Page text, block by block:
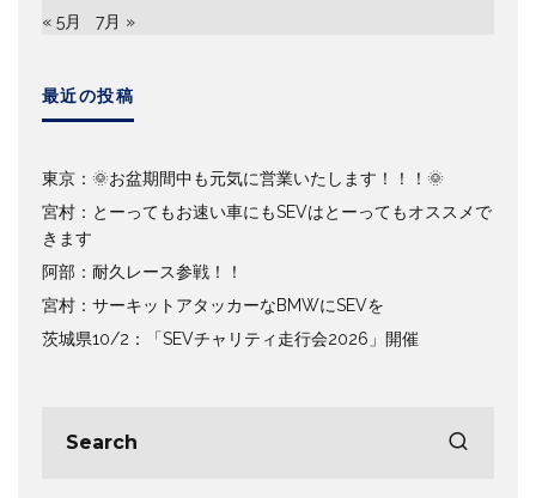
« 5月 7月 »
最近の投稿
東京：🌞お盆期間中も元気に営業いたします！！！🌞
宮村：とーってもお速い車にもSEVはとーってもオススメで
きます
阿部：耐久レース参戦！！
宮村：サーキットアタッカーなBMWにSEVを
茨城県10/2：「SEVチャリティ走行会2026」開催